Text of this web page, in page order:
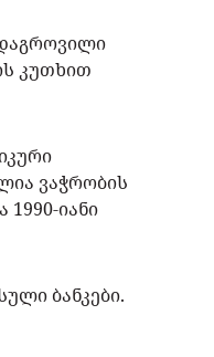
კუთხით
ვაჭრობის
იანი
ბანკები.